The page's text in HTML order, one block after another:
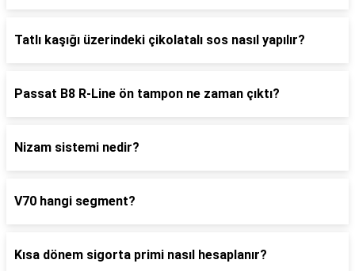
Tatlı kaşığı üzerindeki çikolatalı sos nasıl yapılır?
Passat B8 R-Line ön tampon ne zaman çıktı?
Nizam sistemi nedir?
V70 hangi segment?
Kısa dönem sigorta primi nasıl hesaplanır?